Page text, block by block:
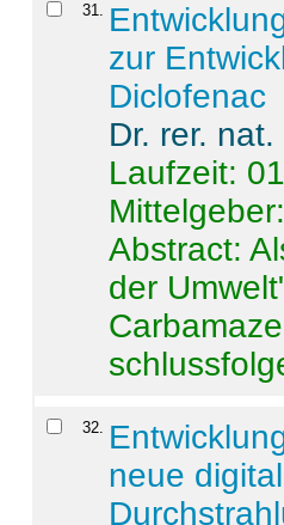
31.
zur
Diclofenac
Dr. rer.
Laufzeit:
Abstract:
der
32.
neue